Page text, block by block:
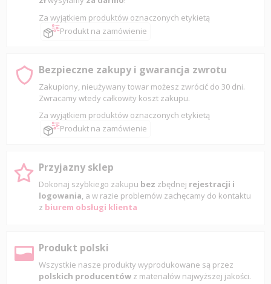
Za wyjątkiem produktów oznaczonych etykietą
Produkt na zamówienie
Bezpieczne zakupy i gwarancja zwrotu
Zakupiony, nieużywany towar możesz zwrócić do 30 dni.
Zwracamy wtedy całkowity koszt zakupu.
Za wyjątkiem produktów oznaczonych etykietą
Produkt na zamówienie
Przyjazny sklep
Dokonaj szybkiego zakupu bez zbędnej rejestracji i
logowania , a w razie problemów zachęcamy do kontaktu
z biurem obsługi klienta
Produkt polski
Wszystkie nasze produkty wyprodukowane są przez
polskich producentów z materiałów najwyższej jakości.